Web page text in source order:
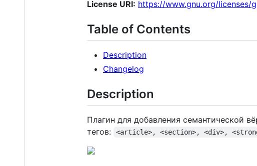
License URI: https://www.gnu.org/licenses/
Table of Contents
Description
Changelog
Description
Плагин для добавления семантической
тегов:
<article>, <section>, <div>,